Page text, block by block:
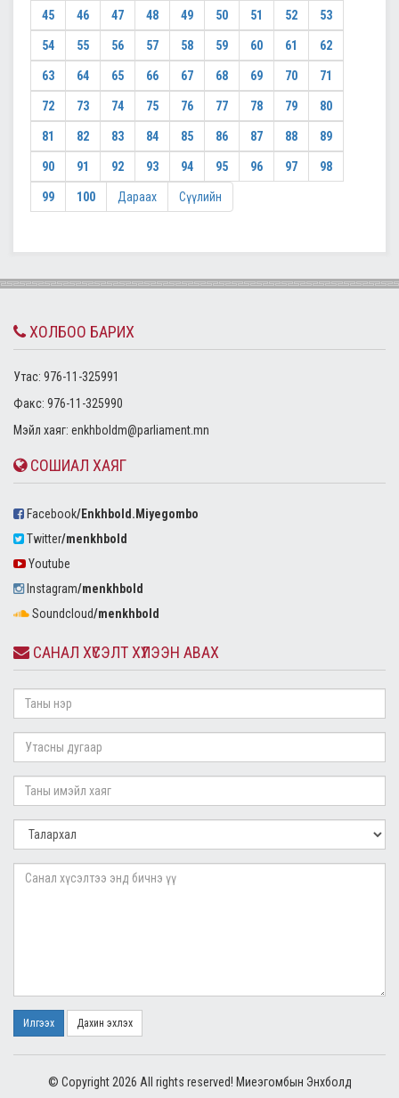
45 46 47 48 49 50 51 52 53
54 55 56 57 58 59 60 61 62
63 64 65 66 67 68 69 70 71
72 73 74 75 76 77 78 79 80
81 82 83 84 85 86 87 88 89
90 91 92 93 94 95 96 97 98
99 100 Дараах Сүүлийн
ХОЛБОО БАРИХ
Утас: 976-11-325991
Факс: 976-11-325990
Mэйл хаяг: enkhboldm@parliament.mn
СОШИАЛ ХАЯГ
Facebook/Enkhbold.Miyegombo
Twitter/menkhbold
Youtube
Instagram/menkhbold
Soundcloud/menkhbold
САНАЛ ХҮСЭЛТ ХҮЛЭЭН АВАХ
Илгээх Дахин эхлэх
© Copyright 2026 All rights reserved! Миеэгомбын Энхболд